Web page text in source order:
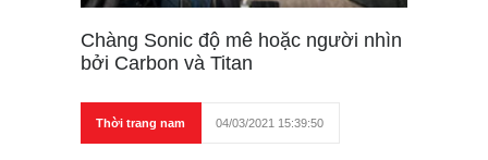
Chàng Sonic độ mê hoặc người nhìn
bởi Carbon và Titan
Thời trang nam 04/03/2021 15:39:50